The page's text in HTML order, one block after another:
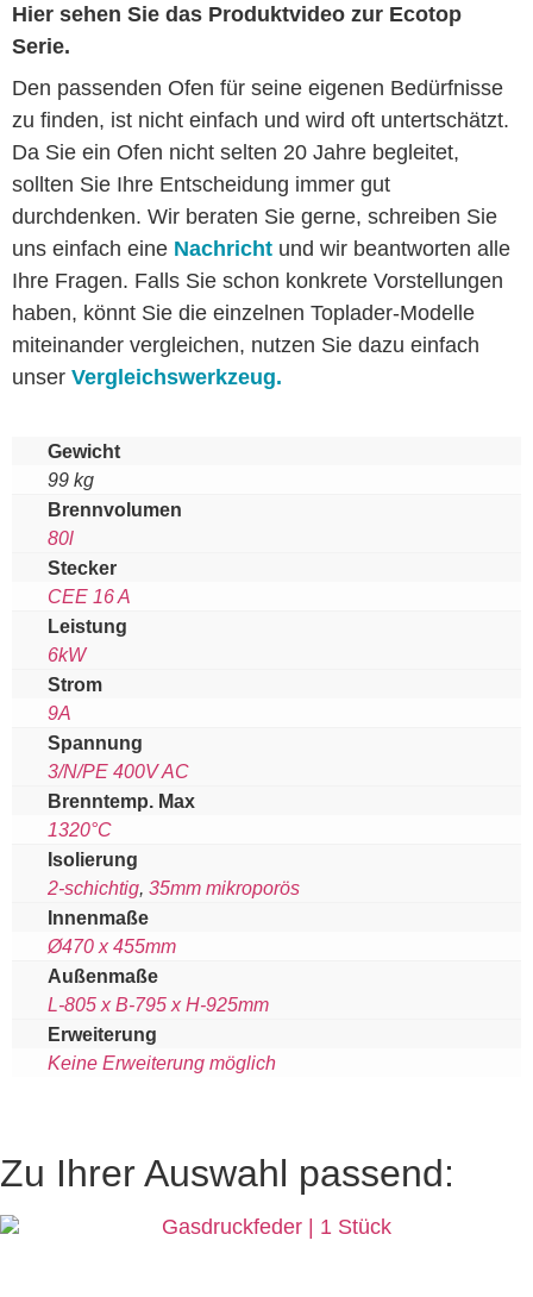
Hier sehen Sie das Produktvideo zur Ecotop
Serie.
Den passenden Ofen für seine eigenen Bedürfnisse
zu finden, ist nicht einfach und wird oft untertschätzt.
Da Sie ein Ofen nicht selten 20 Jahre begleitet,
sollten Sie Ihre Entscheidung immer gut
durchdenken. Wir beraten Sie gerne, schreiben Sie
uns einfach eine Nachricht und wir beantworten alle
Ihre Fragen. Falls Sie schon konkrete Vorstellungen
haben, könnt Sie die einzelnen Toplader-Modelle
miteinander vergleichen, nutzen Sie dazu einfach
unser Vergleichswerkzeug.
Gewicht
99 kg
Brennvolumen
80l
Stecker
CEE 16 A
Leistung
6kW
Strom
9A
Spannung
3/N/PE 400V AC
Brenntemp. Max
1320°C
Isolierung
2-schichtig, 35mm mikroporös
Innenmaße
Ø470 x 455mm
Außenmaße
L-805 x B-795 x H-925mm
Erweiterung
Keine Erweiterung möglich
Zu Ihrer Auswahl passend: